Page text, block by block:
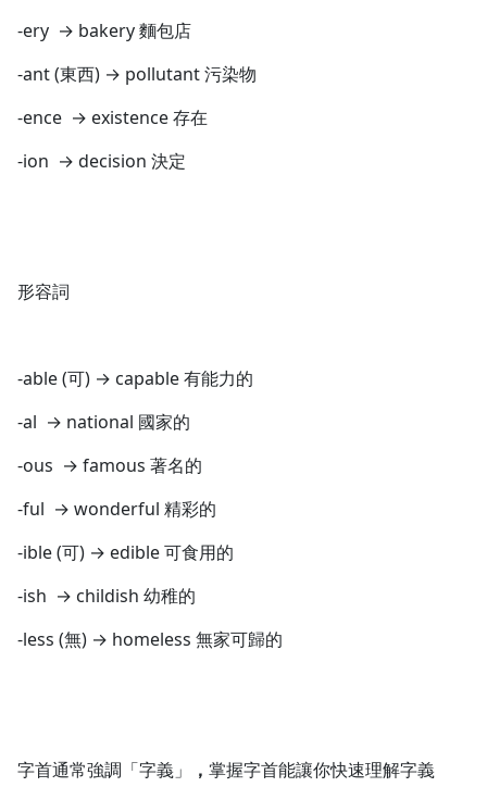
-ery → bakery 麵包店
-ant (東西) → pollutant 污染物
-ence → existence 存在
-ion → decision 決定
形容詞
-able (可) → capable 有能力的
-al → national 國家的
-ous → famous 著名的
-ful → wonderful 精彩的
-ible (可) → edible 可食用的
-ish → childish 幼稚的
-less (無) → homeless 無家可歸的
字首通常強調「字義」 ， 掌握字首能讓你快速理解字義
沒有待播放的清單